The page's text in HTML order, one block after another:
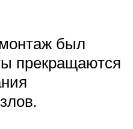
был
прекращаются